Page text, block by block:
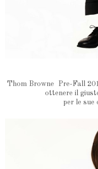
Thom Browne Pre-Fall
ottenere il
per le sue